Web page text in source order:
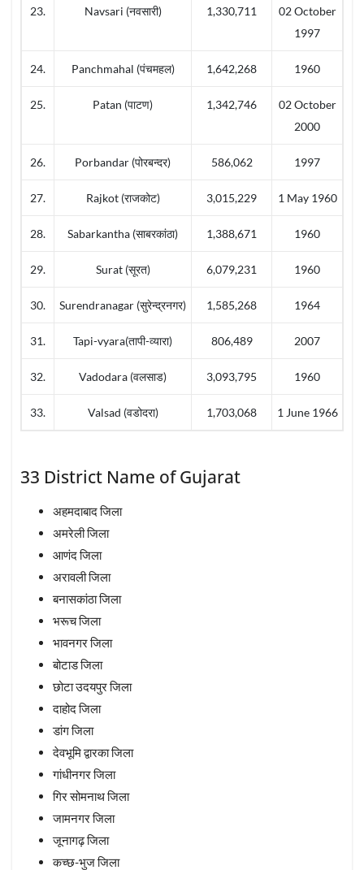
23. Navsari (नवसारी) 1,330,711
02 October
1997
24. Panchmahal (पंचमहल) 1,642,268 1960
25. Patan (पाटण) 1,342,746
02 October
2000
26. Porbandar (पोरबन्दर) 586,062 1997
27. Rajkot (राजकोट) 3,015,229 1 May 1960
28. Sabarkantha (साबरकांठा) 1,388,671 1960
29. Surat (सूरत) 6,079,231 1960
30. Surendranagar (सुरेन्द्रनगर) 1,585,268 1964
31. Tapi-vyara(तापी-व्यारा) 806,489 2007
32. Vadodara (वलसाड) 3,093,795 1960
33. Valsad (वडोदरा) 1,703,068 1 June 1966
33 District Name of Gujarat
अहमदाबाद जिला
अमरेली जिला
आणंद जिला
अरावली जिला
बनासकांठा जिला
भरूच जिला
भावनगर जिला
बोटाड जिला
छोटा उदयपुर जिला
दाहोद जिला
डांग जिला
देवभूमि द्वारका जिला
गांधीनगर जिला
गिर सोमनाथ जिला
जामनगर जिला
जूनागढ़ जिला
कच्छ-भुज जिला